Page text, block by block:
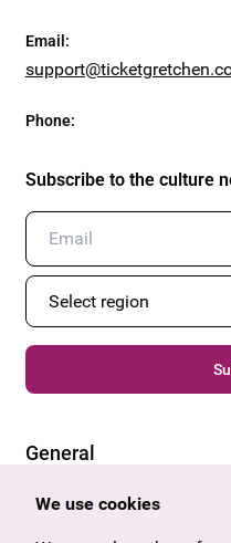
Email :
Phone:
Subscribe to the culture
General
Offers & News
We use cookies